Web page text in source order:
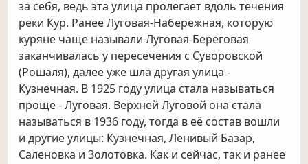
за себя, ведь эта улица пролегает вдоль течения
реки Кур. Ранее Луговая-Набережная, которую
куряне чаще называли Луговая-Береговая
заканчивалась у пересечения с Суворовской
(Рошаля), далее уже шла другая улица -
Кузнечная. В 1925 году улица стала называться
проще - Луговая. Верхней Луговой она стала
называться в 1936 году, тогда в её состав вошли
и другие улицы: Кузнечная, Ленивый Базар,
Саленовка и Золотовка. Как и сейчас, так и ранее